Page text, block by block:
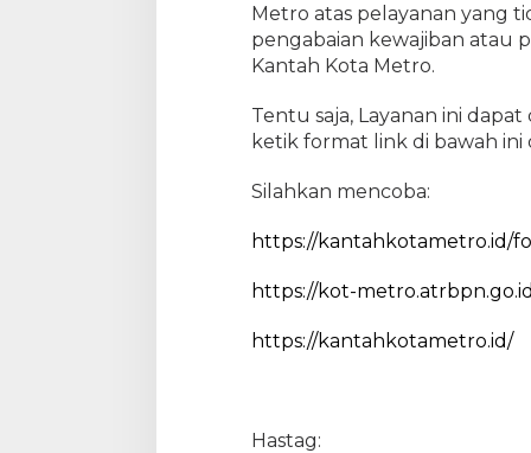
Metro atas pelayanan yang
pengabaian kewajiban atau
Kantah Kota Metro.
Tentu saja, Layanan ini
ketik format link di bawah ini
Silahkan mencoba:
https://kantahkotametro.id/
https://kot-
https://kantahkotametro.id/
Hastag: